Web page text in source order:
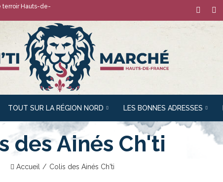
terroir Hauts-de-
TOUT SUR LA RÉGION NORD LES BONNES ADRESSES
des Ainés Ch'ti
Accueil Colis des Ainés Ch'ti